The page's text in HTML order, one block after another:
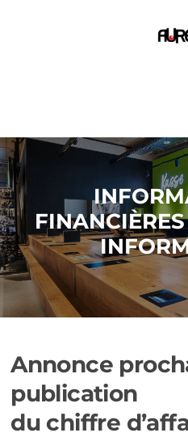
Annonce
publication
du chiffre